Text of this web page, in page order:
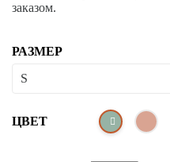
заказом.
РАЗМЕР
ЦВЕТ